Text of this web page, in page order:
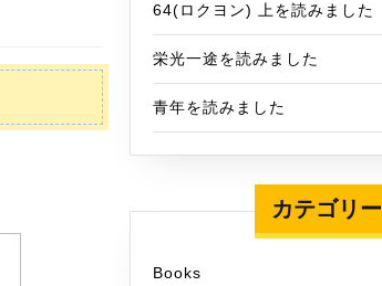
64(ロクヨン) 上を読みました
栄光一途を読みました
青年を読みました
カテゴリー
Books